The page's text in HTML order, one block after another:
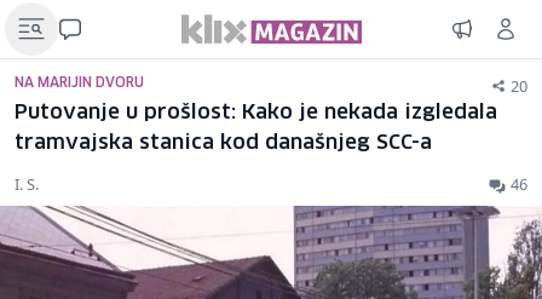
NA MARIJIN DVORU 20
Putovanje u prošlost: Kako je nekada izgledala
tramvajska stanica kod današnjeg SCC-a
I. S. 46